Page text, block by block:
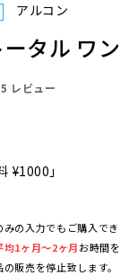
アルコン
タル ワ
レビュー
¥1000」
の入力でもご購入でき
均1ヶ月～2ヶ月お時間
販売を停止致します。